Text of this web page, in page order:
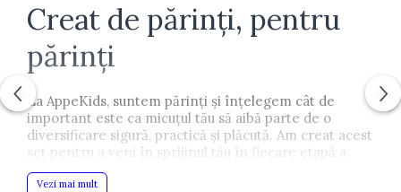
Creat de părinți, pentru
părinți
La AppeKids, suntem părinți și înțelegem cât de
important este ca micuțul tău să aibă parte de o
diversificare sigură, practică și plăcută. Am creat acest
set pentru a veni în sprijinul tău în fiecare etapă a
mesei copilului.
Vezi mai mult